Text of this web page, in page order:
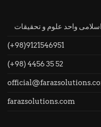
واحد علوم و تحقیقات
9121546951(98+)
52 35 4456 (98+)
farazsolutions.com